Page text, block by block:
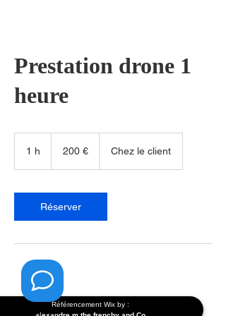
Prestation drone 1
heure
1 h 200 € Chez le client
Réserver
Référencement Wix by :
By Boei